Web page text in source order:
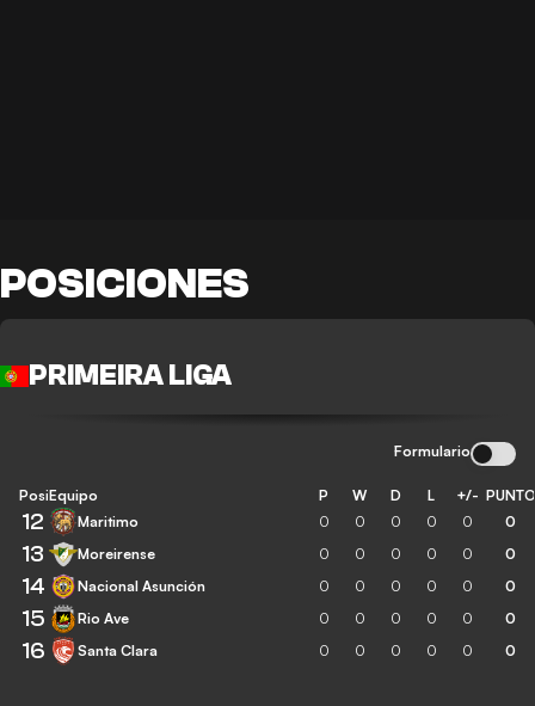
POSICIONES
PRIMEIRA LIGA
Formulario
Posición
Equipo P W D L +/-
12 Maritimo 0 0 0 0 0 0
13 Moreirense 0 0 0 0 0 0
14 Nacional Asunción 0 0 0 0 0 0
15 Rio Ave 0 0 0 0 0 0
16 Santa Clara 0 0 0 0 0 0